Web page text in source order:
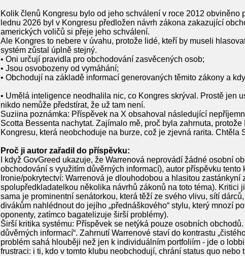
Kolik členů Kongresu bylo od jeho schválení v roce 2012
lednu 2026 byl v Kongresu předložen návrh zákona zakazující
amerických voličů si přeje jeho schválení.
Ale Kongres to nebere v úvahu, protože lidé, kteří by museli
systém zůstal úplně stejný.
• Oni určují pravidla pro obchodování zasvěcených osob;
• Jsou osvobozeny od vymáhání;
• Obchodují na základě informací generovaných těmito zákony a
• Umělá inteligence neodhalila nic, co Kongres skrýval. Prostě jen
nikdo nemůže předstírat, že už tam není.
Suziina poznámka: Příspěvek na X obsahoval následující
Scotta Bessenta nachytat. Zajímalo mě, proč byla zahrnuta,
Kongresu, která neobchoduje na burze, což je zjevná rarita.
Proč ji autor zařadil do příspěvku:
I když GovGreed ukazuje, že Warrenová neprovádí žádné osobní
obchodování s využitím důvěrných informací), autor příspěvku
Ironie/pokrytectví: Warrenová je dlouhodobou a hlasitou
spolupředkladatelkou několika návrhů zákonů na toto téma). Kritici
sama je prominentní senátorkou, která těží ze svého vlivu, sítí
divákům nahlédnout do jejího „přednáškového“ stylu, který mnozí
oponenty, zatímco bagatelizuje širší problémy).
Širší kritika systému: Příspěvek se netýká pouze osobních
důvěrných informací“. Zahrnutí Warrenové staví do kontrastu
problém sahá hlouběji než jen k individuálním portfoliím - jde o
frustraci: i ti, kdo v tomto klubu neobchodují, chrání status quo